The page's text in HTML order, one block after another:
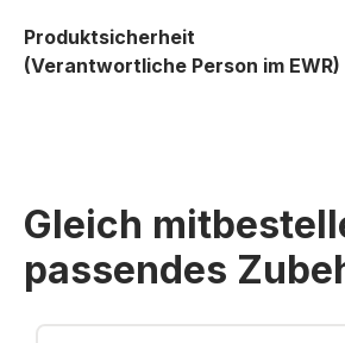
Produktsicherheit
(Verantwortliche Person im EWR)
Gleich
passendes
Produktgalerie überspringen